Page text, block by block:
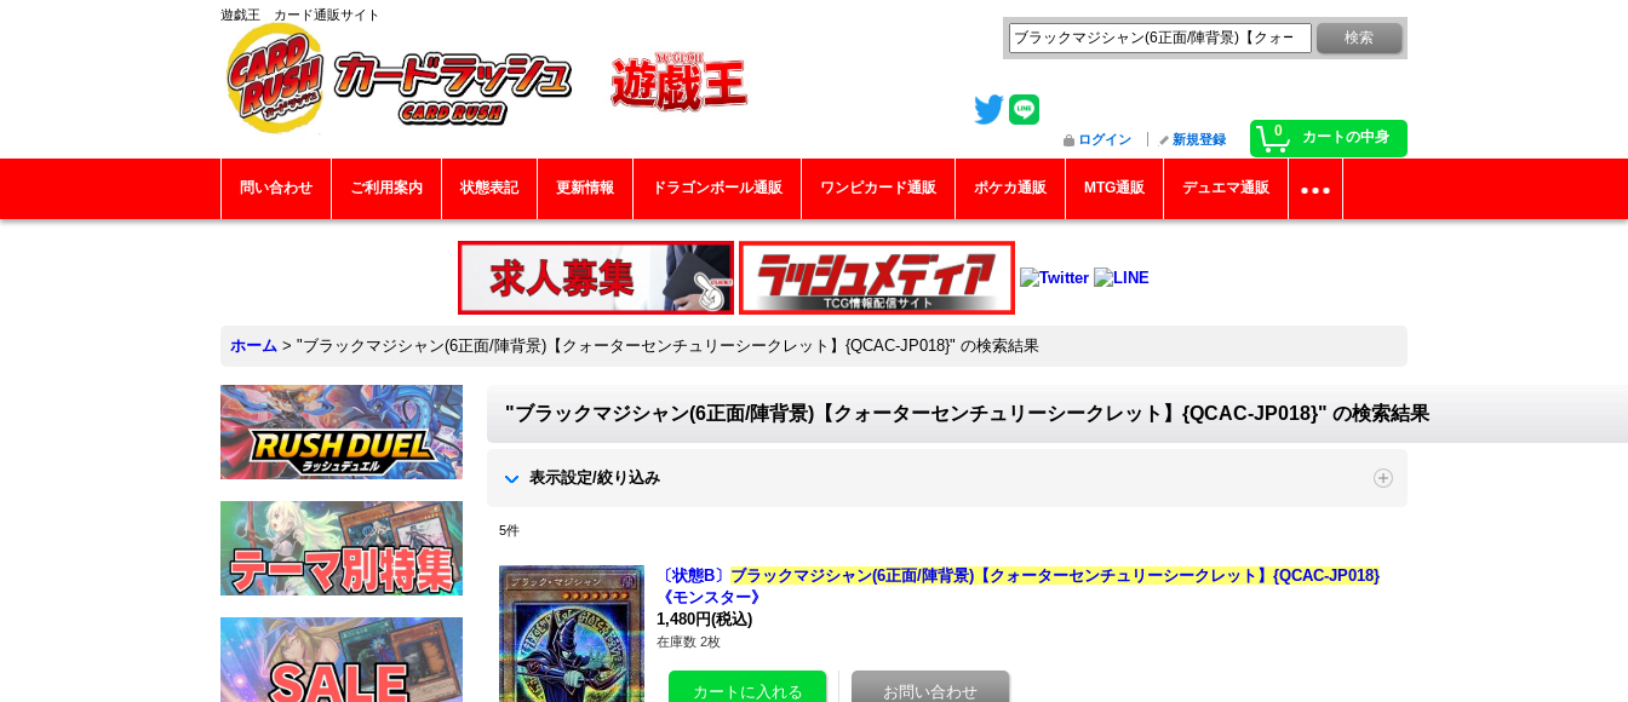
遊戯王 カード通販サイト
0 カートの中身
ログイン 新規登録
問い合わせ ご利用案内 状態表記 更新情報 ドラゴンボール通販 ワンピカード通販 ポケカ通販 MTG通販 デュエマ通販
ホーム > "ブラックマジシャン(6正面/陣背景)【クォーターセンチュリーシークレット】{QCAC-JP018}" の検索結果
"ブラックマジシャン(6正面/陣背景)【クォーターセンチュリーシークレット】{QCAC-JP018}" の検索結果
表示設定/絞り込み
5件
〔状態B〕 ブラックマジシャン(6正面/陣背景)【クォーターセンチュリーシークレット】{QCAC-JP018}
《モンスター》
1,480円(税込)
在庫数 2枚